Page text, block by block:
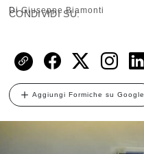
DiGiuseppe Biamonti
CONDIVIDI SU:
Aggiungi Formiche su Google